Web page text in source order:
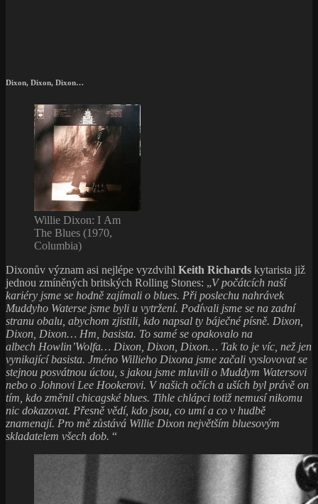
Dixon, Dixon, Dixon…
Willie Dixon: I Am
The Blues (1970,
Columbia)
Dixonův význam asi nejlépe vyzdvihl Keith Richards kytarista již
jednou zmíněných britských Rolling Stones: „V počátcích naší
kariéry jsme se hodně zajímali o blues. Při poslechu nahrávek
Muddyho Waterse jsme byli u vytržení. Podívali jsme se na zadní
stranu obalu, abychom zjistili, kdo napsal ty báječné písně. Dixon,
Dixon, Dixon… Hm, basista. To samé se opakovalo na
albech Howlin’Wolfa… Dixon, Dixon, Dixon… Tak to je víc, než jen
vynikající basista. Jméno Willieho Dixona jsme začali vyslovovat se
stejnou posvátnou úctou, s jakou jsme mluvili o Muddym Watersovi
nebo o Johnovi Lee Hookerovi. V našich očích a uších byl právě on
tím, kdo změnil chicagské blues. Tihle chlápci totiž nemusí nikomu
nic dokazovat. Přesně vědí, kdo jsou, co umí a co v hudbě
znamenají. Pro mě zůstává Willie Dixon největším bluesovým
skladatelem všech dob. “